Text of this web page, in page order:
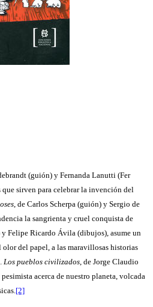
(guión) y Fernanda Lanutti (Fer
sirven para celebrar la invención del
, de Carlos Scherpa (guión) y Sergio de
la sangrienta y cruel conquista de
Felipe Ricardo Ávila (dibujos), asume un
del papel, a las maravillosas historias
Los pueblos civilizados, de Jorge Claudio
acerca de nuestro planeta, volcada
[2]